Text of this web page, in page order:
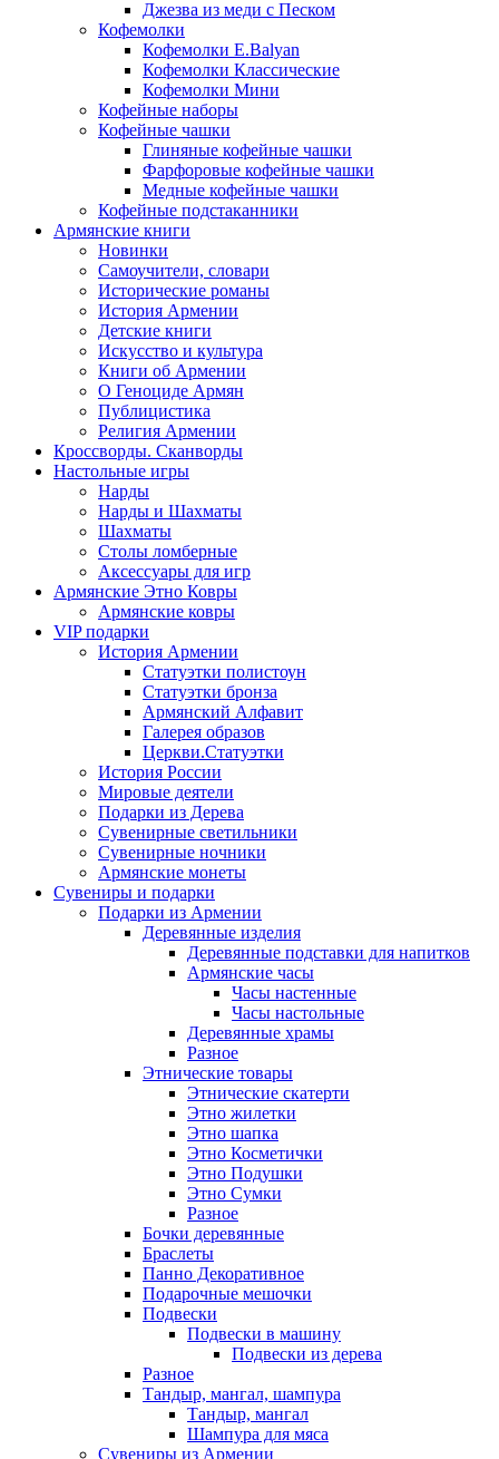
Джезва из меди с Песком
Кофемолки
Кофемолки E.Balyan
Кофемолки Классические
Кофемолки Мини
Кофейные наборы
Кофейные чашки
Глиняные кофейные чашки
Фарфоровые кофейные чашки
Медные кофейные чашки
Кофейные подстаканники
Армянские книги
Новинки
Самоучители, словари
Исторические романы
История Армении
Детские книги
Иcкусство и культура
Книги об Армении
О Геноциде Армян
Публицистика
Религия Армении
Кроссворды. Сканворды
Настольные игры
Нарды
Нарды и Шахматы
Шахматы
Столы ломберные
Аксессуары для игр
Армянские Этно Ковры
Армянские ковры
VIP подарки
История Армении
Статуэтки полистоун
Статуэтки бронза
Армянский Алфавит
Галерея образов
Церкви.Статуэтки
История России
Мировые деятели
Подарки из Дерева
Сувенирные светильники
Сувенирные ночники
Армянские монеты
Сувениры и подарки
Подарки из Армении
Деревянные изделия
Деревянные подставки для напитков
Армянские часы
Часы настенные
Часы настольные
Деревянные храмы
Разное
Этнические товары
Этнические скатерти
Этно жилетки
Этно шапка
Этно Косметички
Этно Подушки
Этно Сумки
Разное
Бочки деревянные
Браслеты
Панно Декоративное
Подарочные мешочки
Подвески
Подвески в машину
Подвески из дерева
Разное
Тандыр, мангал, шампура
Тандыр, мангал
Шампура для мяса
Сувениры из Армении